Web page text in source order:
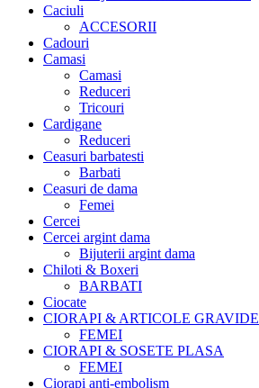
Caciuli
ACCESORII
Cadouri
Camasi
Camasi
Reduceri
Tricouri
Cardigane
Reduceri
Ceasuri barbatesti
Barbati
Ceasuri de dama
Femei
Cercei
Cercei argint dama
Bijuterii argint dama
Chiloti & Boxeri
BARBATI
Ciocate
CIORAPI & ARTICOLE GRAVIDE
FEMEI
CIORAPI & SOSETE PLASA
FEMEI
Ciorapi anti-embolism